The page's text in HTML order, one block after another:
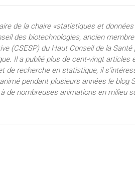
de la chaire «statistiques et
des biotechnologies, ancien
(CSESP) du Haut Conseil de la Santé
Il a publié plus de cent-vingt articles
de recherche en statistique, il
pendant plusieurs années le blog
de nombreuses animations en milieu